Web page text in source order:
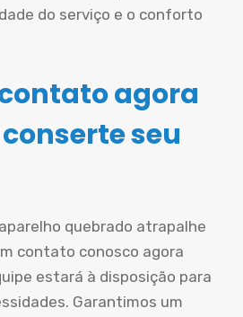
do serviço e o conforto
agora
seu
quebrado atrapalhe
contato conosco agora
estará à disposição para
Garantimos um